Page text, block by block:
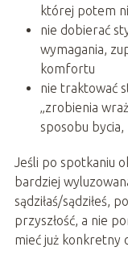
której potem
nie dobierać
wymagania,
komfortu
nie traktować
„zrobienia
sposobu
Jeśli po spotkaniu
bardziej
sądziłaś/sądziłeś,
przyszłość, a nie
mieć już konkretny